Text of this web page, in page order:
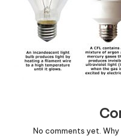
No comments yet.